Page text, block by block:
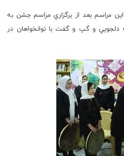
مراسم بعد از برگزاري مراسم جشن به
دلجويي و گپ و گفت با توانخواهان در